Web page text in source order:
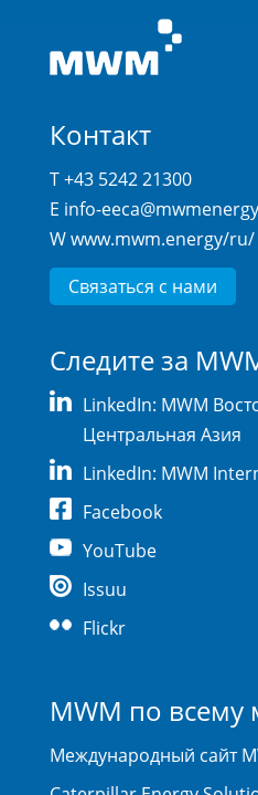
Контакт
T +43 5242 21300
E info-
Wwww.mwm.energy/ru/
Связаться с нами
Следите за
LinkedIn: MWM
Центральная Азия
LinkedIn: MWM
Facebook
YouTube
Issuu
Flickr
MWM по всему
Международный сайт